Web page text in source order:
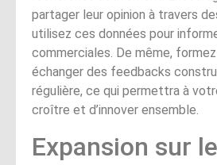
partager leur opinion à travers
utilisez ces données pour
commerciales. De même,
échanger des feedbacks
régulière, ce qui permettra à
croître et d’innover ensemble.
Expansion sur